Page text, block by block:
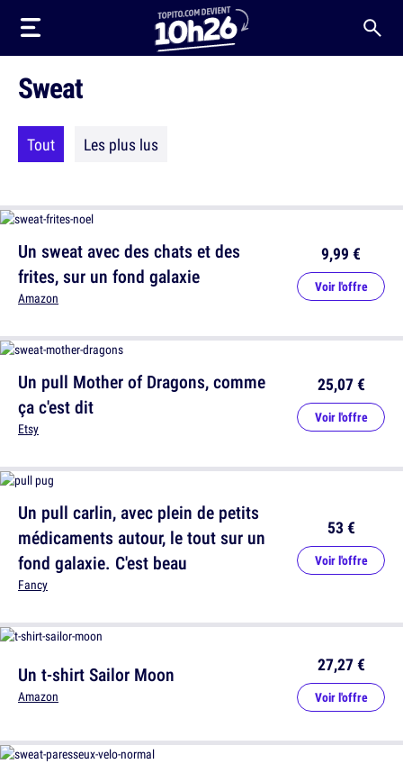
Sweat
Tout Les plus lus
Un sweat avec des chats et des
frites, sur un fond galaxie
Amazon
9,99 €
Voir l'offre
Un pull carlin, avec plein de petits
médicaments autour, le tout sur un
fond galaxie. C'est beau
Fancy
53 €
Voir l'offre
Un pull Mother of Dragons, comme
ça c'est dit
Etsy
25,07 €
Voir l'offre
Un t-shirt Sailor Moon
Amazon
27,27 €
Voir l'offre